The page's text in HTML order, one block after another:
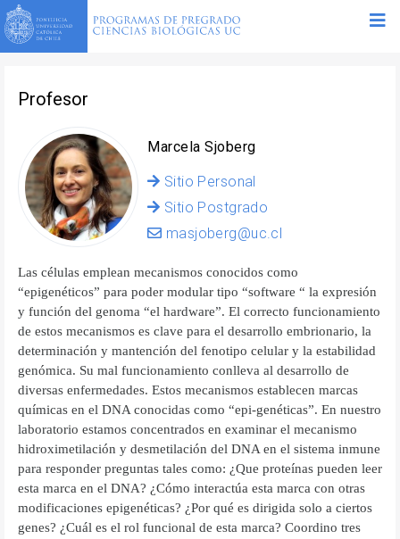
Profesor
Marcela Sjoberg
Sitio Personal
Sitio Postgrado
masjoberg@uc.cl
Las células emplean mecanismos conocidos como
“epigenéticos” para poder modular tipo “software “ la expresión
y función del genoma “el hardware”. El correcto funcionamiento
de estos mecanismos es clave para el desarrollo embrionario, la
determinación y mantención del fenotipo celular y la estabilidad
genómica. Su mal funcionamiento conlleva al desarrollo de
diversas enfermedades. Estos mecanismos establecen marcas
químicas en el DNA conocidas como “epi-genéticas”. En nuestro
laboratorio estamos concentrados en examinar el mecanismo
hidroximetilación y desmetilación del DNA en el sistema inmune
para responder preguntas tales como: ¿Que proteínas pueden leer
esta marca en el DNA? ¿Cómo interactúa esta marca con otras
modificaciones epigenéticas? ¿Por qué es dirigida solo a ciertos
genes? ¿Cuál es el rol funcional de esta marca? Coordino tres